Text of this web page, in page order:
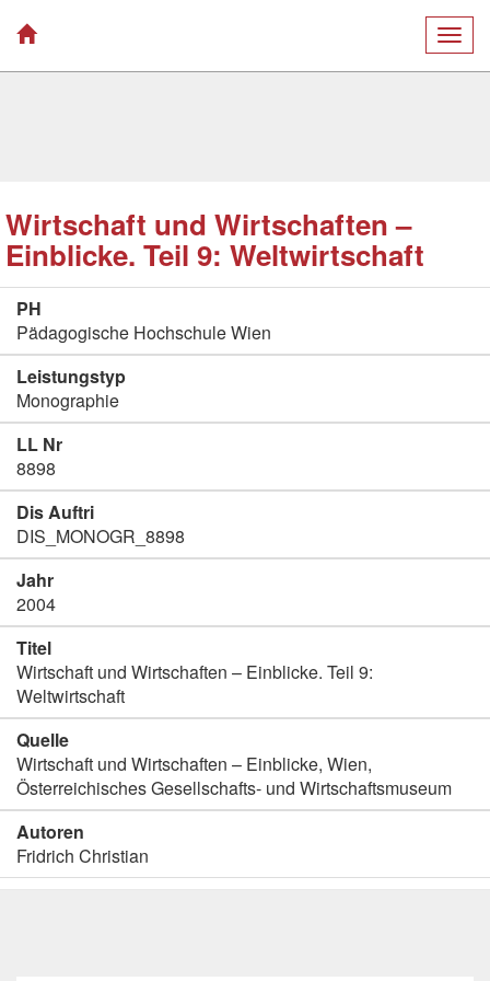
Wirtschaft und Wirtschaften –
Einblicke. Teil 9: Weltwirtschaft
PH
Pädagogische Hochschule Wien
Leistungstyp
Monographie
LL Nr
8898
Dis Auftri
DIS_MONOGR_8898
Jahr
2004
Titel
Wirtschaft und Wirtschaften – Einblicke. Teil 9:
Weltwirtschaft
Quelle
Wirtschaft und Wirtschaften – Einblicke, Wien,
Österreichisches Gesellschafts- und Wirtschaftsmuseum
Autoren
Fridrich Christian